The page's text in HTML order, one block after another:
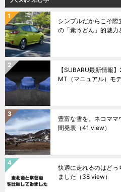
シンプルだからこそ
の「素うどん」的魅力
【SUBARU最新情報
MT（マニュアル）モ
豊富な雪を。ネコマ
間発表 （41 view）
快適に走れるのはどっ
ました （38 view）